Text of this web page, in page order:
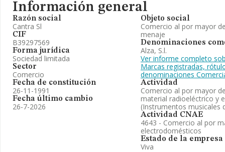
Información general
Razón social
Cantra Sl
CIF
B39297569
Forma jurídica
Sociedad limitada
Sector
Comercio
Fecha de constitución
26-11-1991
Fecha último cambio
26-7-2026
Objeto social
Comercio al por mayor
menaje
Denominaciones
Alza, S.l.
Ver informe completo
Marcas registradas,
denominaciones
Actividad
Comercio al por mayor
material radioeléctrico y
(Instrumentos musicales
Actividad CNAE
4643 - Comercio al por
electrodomésticos
Estado de la empresa
Viva